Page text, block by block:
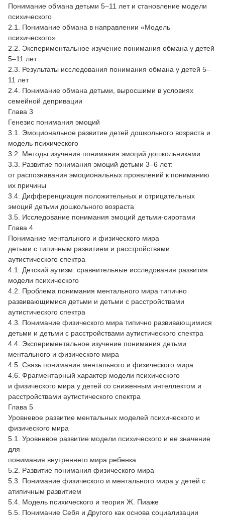
Понимание обмана детьми 5–11 лет и становление модели
психического
2.1. Понимание обмана в направлении «Модель
психического»
2.2. Экспериментальное изучение понимания обмана у детей
5–11 лет
2.3. Результаты исследования понимания обмана у детей 5–
11 лет
2.4. Понимание обмана детьми, выросшими в условиях
семейной депривации
Глава 3
Генезис понимания эмоций
3.1. Эмоциональное развитие детей дошкольного возраста и
модель психического
3.2. Методы изучения понимания эмоций дошкольниками
3.3. Развитие понимания эмоций детьми 3–6 лет:
от распознавания эмоциональных проявлений к пониманию
их причины
3.4. Дифференциация положительных и отрицательных
эмоций детьми дошкольного возраста
3.5. Исследование понимания эмоций детьми-сиротами
Глава 4
Понимание ментального и физического мира
детьми с типичным развитием и расстройствами
аутистического спектра
4.1. Детский аутизм: сравнительные исследования развития
модели психического
4.2. Проблема понимания ментального мира типично
развивающимися детьми и детьми с расстройствами
аутистического спектра
4.3. Понимание физического мира типично развивающимися
детьми и детьми с расстройствами аутистического спектра
4.4. Экспериментальное изучение понимания детьми
ментального и физического мира
4.5. Связь понимания ментального и физического мира
4.6. Фрагментарный характер модели психического
и физического мира у детей со сниженным интеллектом и
расстройствами аутистического спектра
Глава 5
Уровневое развитие ментальных моделей психического и
физического мира
5.1. Уровневое развитие модели психического и ее значение
для
понимания внутреннего мира ребенка
5.2. Развитие понимания физического мира
5.3. Понимание физического и ментального мира у детей с
атипичным развитием
5.4. Модель психического и теория Ж. Пиаже
5.5. Понимание Себя и Другого как основа социализации